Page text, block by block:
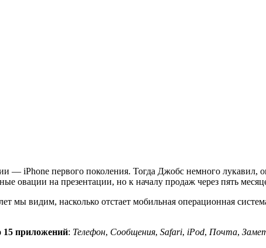
— iPhone первого поколения. Тогда Джобс немного лукавил,
овации на презентации, но к началу продаж через пять
мы видим, насколько отстает мобильная операционная
15 приложений: Телефон, Сообщения, Safari, iPod, Почта,